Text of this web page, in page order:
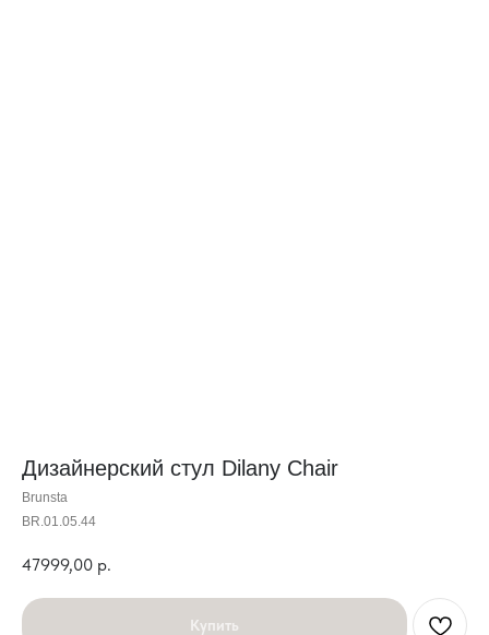
Дизайнерский стул Dilany Chair
Brunsta
BR.01.05.44
47999,00 р.
Купить